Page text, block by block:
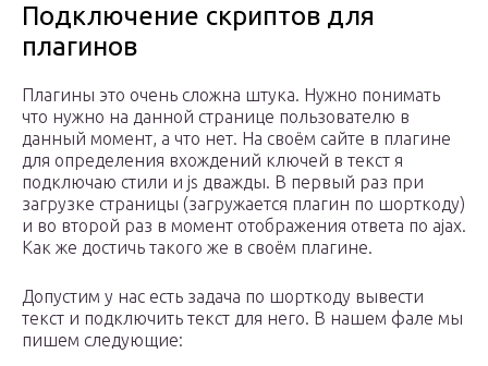
Подключение скриптов для
плагинов
Плагины это очень сложна штука. Нужно понимать
что нужно на данной странице пользователю в
данный момент, а что нет. На своём сайте в плагине
для определения вхождений ключей в текст я
подключаю стили и js дважды. В первый раз при
загрузке страницы (загружается плагин по шорткоду)
и во второй раз в момент отображения ответа по ajax.
Как же достичь такого же в своём плагине.
Допустим у нас есть задача по шорткоду вывести
текст и подключить текст для него. В нашем фале мы
пишем следующие: